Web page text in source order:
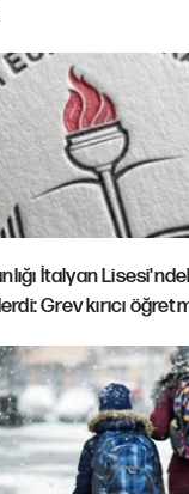
İtalyan
Grev kırıcı